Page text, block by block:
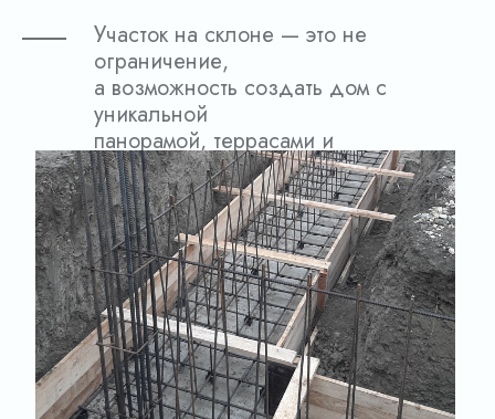
Участок на склоне — это не
ограничение,
а возможность создать дом с
уникальной
панорамой, террасами и
выходом к морю.
Но строительство здесь требует
особых
инженерных решений:
правильного
выбора фундамента,
укрепления грунта,
грамотного водоотведения.